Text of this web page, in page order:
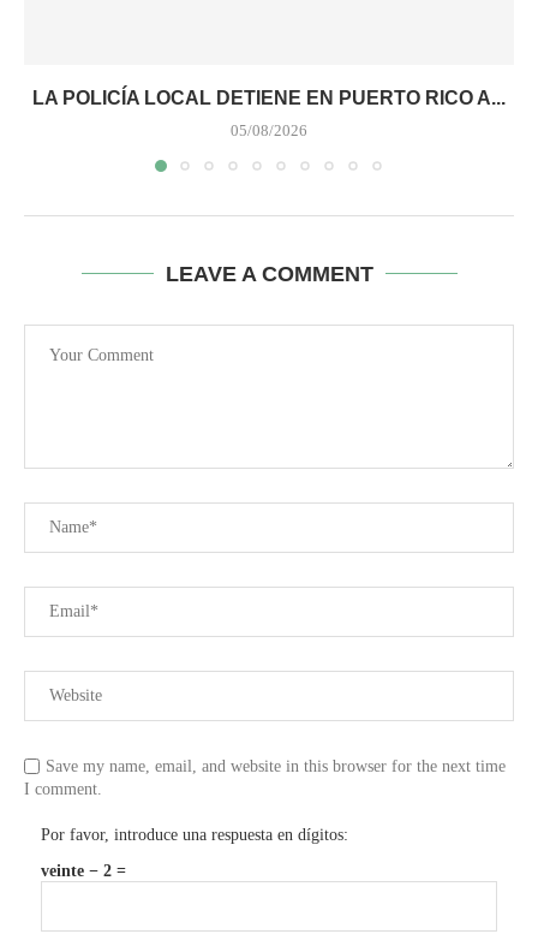
LA POLICÍA LOCAL DETIENE EN PUERTO RICO A...
05/08/2026
LEAVE A COMMENT
Save my name, email, and website in this browser for the next time
I comment.
Por favor, introduce una respuesta en dígitos:
veinte − 2 =